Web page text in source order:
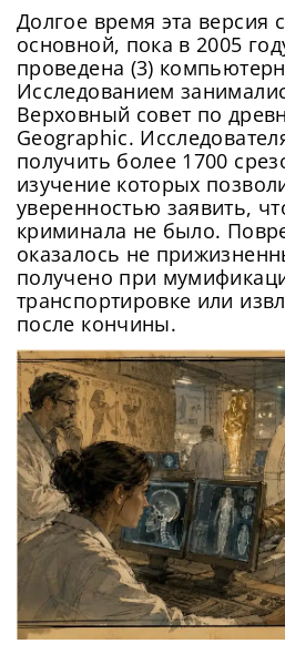
Долгое время эта версия
основной, пока в 2005
проведена (3)
Исследованием
Верховный совет по
Geographic.
получить более 1700
изучение которых
уверенностью заявить,
криминала не было.
оказалось не
получено при
транспортировке или
после кончины.